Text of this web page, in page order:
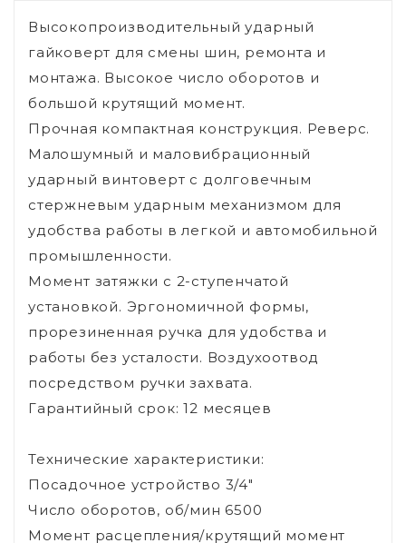
Высокопроизводительный ударный
гайковерт для смены шин, ремонта и
монтажа. Высокое число оборотов и
большой крутящий момент.
Прочная компактная конструкция. Реверс.
Малошумный и маловибрационный
ударный винтоверт с долговечным
стержневым ударным механизмом для
удобства работы в легкой и автомобильной
промышленности.
Момент затяжки с 2-ступенчатой
установкой. Эргономичной формы,
прорезиненная ручка для удобства и
работы без усталости. Воздухоотвод
посредством ручки захвата.
Гарантийный срок: 12 месяцев
Технические характеристики:
Посадочное устройство 3/4"
Число оборотов, об/мин 6500
Момент расцепления/крутящий момент